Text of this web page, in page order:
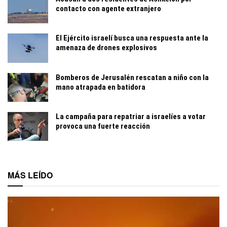
contacto con agente extranjero
El Ejército israelí busca una respuesta ante la
amenaza de drones explosivos
Bomberos de Jerusalén rescatan a niño con la
mano atrapada en batidora
La campaña para repatriar a israelíes a votar
provoca una fuerte reacción
MÁS LEÍDO